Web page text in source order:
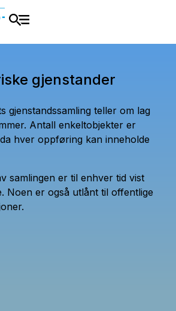
gjenstander
gjenstandssamling teller om lag
Antall enkeltobjekter er
hver oppføring kan inneholde
samlingen er til enhver tid vist
Noen er også utlånt til offentlige